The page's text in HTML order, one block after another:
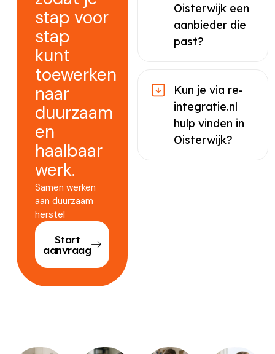
stap voor
stap
kunt
toewerken
naar
duurzaam
en
haalbaar
werk.
Samen werken
aan duurzaam
herstel
Start
aanvraag
Oisterwijk een
aanbieder die
past?
Kun je via re-
integratie.nl
hulp vinden in
Oisterwijk?